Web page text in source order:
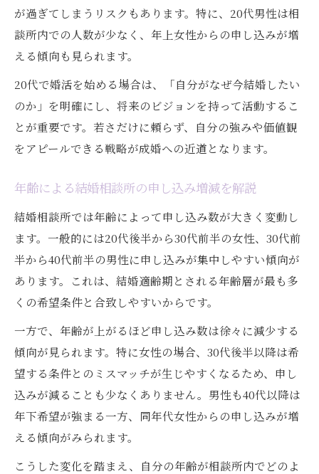
が過ぎてしまうリスクもあります。特に、20代男性は相
談所内での人数が少なく、年上女性からの申し込みが増
える傾向も見られます。
20代で婚活を始める場合は、「自分がなぜ今結婚したい
のか」を明確にし、将来のビジョンを持って活動するこ
とが重要です。若さだけに頼らず、自分の強みや価値観
をアピールできる戦略が成婚への近道となります。
年齢による結婚相談所の申し込み増減を解説
結婚相談所では年齢によって申し込み数が大きく変動し
ます。一般的には20代後半から30代前半の女性、30代前
半から40代前半の男性に申し込みが集中しやすい傾向が
あります。これは、結婚適齢期とされる年齢層が最も多
くの希望条件と合致しやすいからです。
一方で、年齢が上がるほど申し込み数は徐々に減少する
傾向が見られます。特に女性の場合、30代後半以降は希
望する条件とのミスマッチが生じやすくなるため、申し
込みが減ることも少なくありません。男性も40代以降は
年下希望が強まる一方、同年代女性からの申し込みが増
える傾向がみられます。
こうした変化を踏まえ、自分の年齢が相談所内でどのよ